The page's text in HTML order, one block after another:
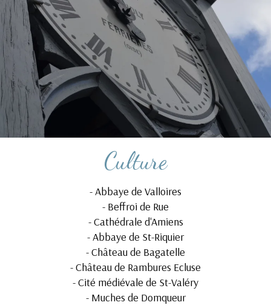
Culture
-Abbaye de Valloires
- Beffroi de Rue
-Cathédrale d'Amiens
-Abbaye de St-Riquier
-Château de Bagatelle
-Château de Rambures Ecluse
-Cité médiévale de St-Valéry
- Muches de Domqueur